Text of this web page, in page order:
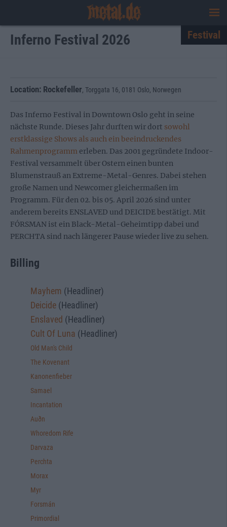
Inferno Festival 2026 Festival
Location: Rockefeller, Torggata 16, 0181 Oslo, Norwegen
Das Inferno Festival in Downtown Oslo geht in seine
nächste Runde. Dieses Jahr durften wir dort sowohl
erstklassige Shows als auch ein beeindruckendes
Rahmenprogramm erleben. Das 2001 gegründete Indoor-
Festival versammelt über Ostern einen bunten
Blumenstrauß an Extreme-Metal-Genres. Dabei stehen
große Namen und Newcomer gleichermaßen im
Programm. Für den 02. bis 05. April 2026 sind unter
anderem bereits ENSLAVED und DEICIDE bestätigt. Mit
FÓRSMAN ist ein Black-Metal-Geheimtipp dabei und
PERCHTA sind nach längerer Pause wieder live zu sehen.
Billing
Mayhem (Headliner)
Deicide (Headliner)
Enslaved (Headliner)
Cult Of Luna (Headliner)
Old Man's Child
The Kovenant
Kanonenfieber
Samael
Incantation
Auðn
Whoredom Rife
Darvaza
Perchta
Morax
Myr
Forsmán
Primordial